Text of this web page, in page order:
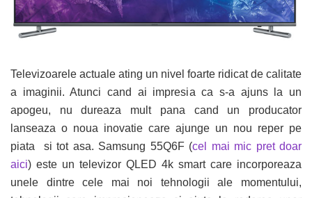
Televizoarele actuale ating un nivel foarte ridicat de calitate
a imaginii. Atunci cand ai impresia ca s-a ajuns la un
apogeu, nu dureaza mult pana cand un producator
lanseaza o noua inovatie care ajunge un nou reper pe
piata si tot asa. Samsung 55Q6F (cel mai mic pret doar
aici) este un televizor QLED 4k smart care incorporeaza
unele dintre cele mai noi tehnologii ale momentului,